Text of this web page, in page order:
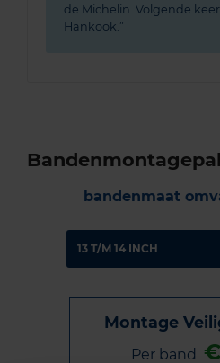
de Michelin. Volgende
Hankook.
bandenmaat
Montage
Per band